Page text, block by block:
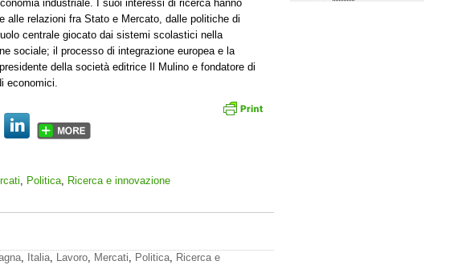
industriale. I suoi interessi di ricerca hanno
alle relazioni fra Stato e Mercato, dalle politiche di
centrale giocato dai sistemi scolastici nella
sociale; il processo di integrazione europea e la
della società editrice Il Mulino e fondatore di
economici.
, Politica, Ricerca e innovazione
, Italia, Lavoro, Mercati, Politica, Ricerca e